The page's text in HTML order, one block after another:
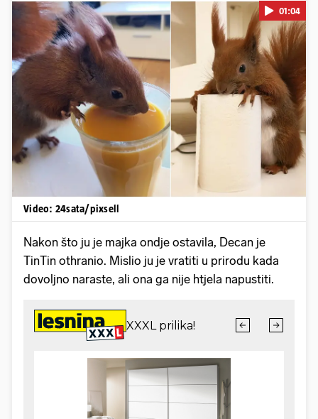
Pokretanje videa...
01:04
Video: 24sata/pixsell
Nakon što ju je majka ondje ostavila, Decan je
TinTin othranio. Mislio ju je vratiti u prirodu kada
dovoljno naraste, ali ona ga nije htjela napustiti.